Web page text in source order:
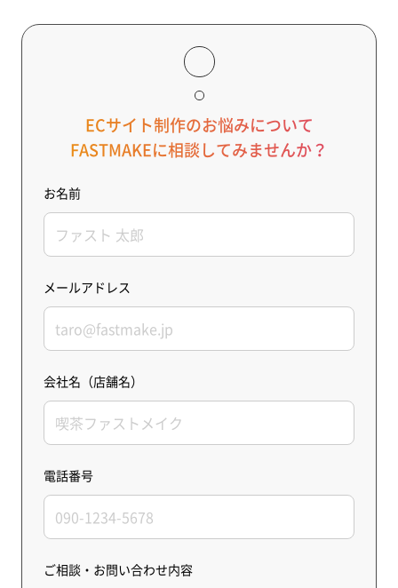
ECサイト制作のお悩みについて
FASTMAKEに相談してみませんか？
お名前
メールアドレス
会社名（店舗名）
電話番号
ご相談・お問い合わせ内容